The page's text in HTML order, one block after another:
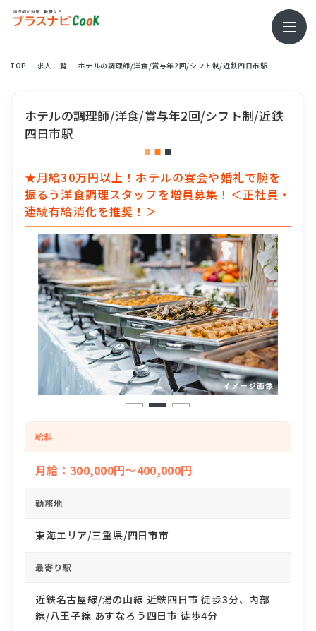
TOP 求⼈⼀覧 ホテルの調理師/洋食/賞与年2回/シフト制/近鉄四日市駅
ホテルの調理師/洋食/賞与年2回/シフト制/近鉄
四日市駅
★月給30万円以上！ホテルの宴会や婚礼で腕を
振るう洋食調理スタッフを増員募集！＜正社員・
連続有給消化を推奨！＞
1 2 3
給料
月給：300,000円～400,000円
勤務地
東海エリア/三重県/四日市市
最寄り駅
近鉄名古屋線/湯の山線 近鉄四日市 徒歩3分、内部
線/八王子線 あすなろう四日市 徒歩4分